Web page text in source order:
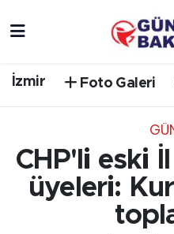
İzmir Foto Galeri
CHP'li eski
üyeleri:
EGE
Süper Lig Puan
Tüm Manşetler